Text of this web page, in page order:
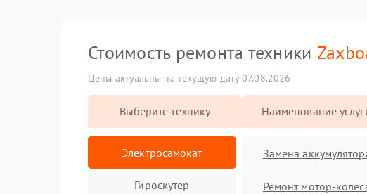
Стоимость ремонта техники
Цены актуальны на текущую дату 07.08.2026
Выберите технику
Электросамокат
Гироскутер
Наименование
Замена
Ремонт мотор-